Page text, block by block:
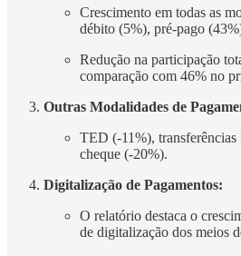
Crescimento em todas as
débito (5%), pré-pago
Redução na participação
comparação com 46% no
Outras Modalidades de
TED (-11%), transferências
cheque (-20%).
Digitalização de Pagamentos:
O relatório destaca o
de digitalização dos meios